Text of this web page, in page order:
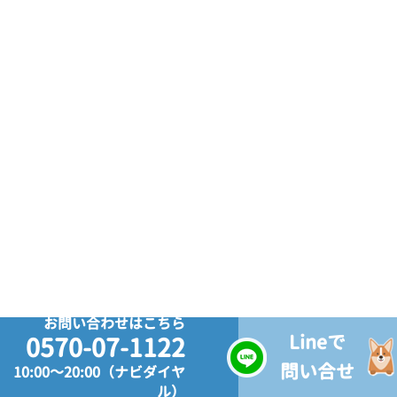
お問い合わせはこちら
0570-07-1122
10:00～20:00（ナビダイヤ
ル）
Lineで
問い合せ